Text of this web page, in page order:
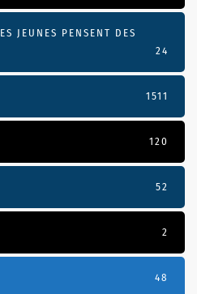
JEUNES PENSENT DES
24
1511
120
52
2
48